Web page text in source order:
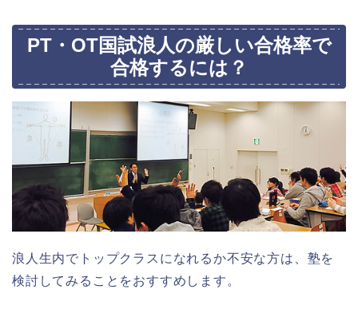
PT・OT国試浪人の厳しい合格率で
合格するには？
浪人生内でトップクラスになれるか不安な方は、塾を
検討してみることをおすすめします。